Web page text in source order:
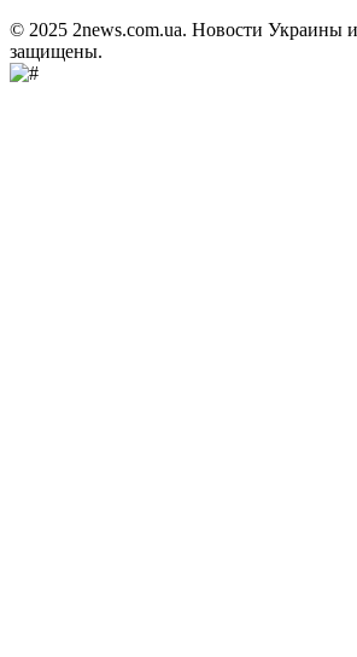
© 2025 2news.com.ua. Новости Украины
защищены.